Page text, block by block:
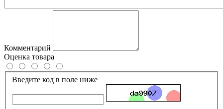
Комментарий
Оценка товара
Введите код в поле ниже